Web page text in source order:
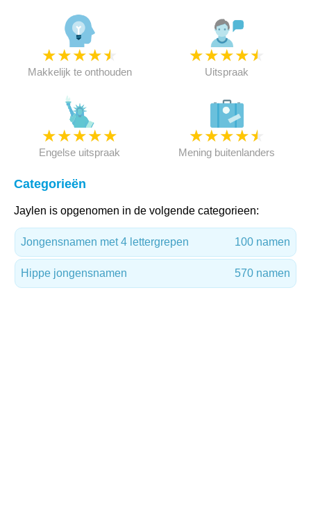
★★★★★
Makkelijk te onthouden
★★★★★
Uitspraak
★★★★★
Engelse uitspraak
★★★★★
Mening buitenlanders
Categorieën
Jaylen is opgenomen in de volgende categorieen:
Jongensnamen met 4 lettergrepen 100 namen
Hippe jongensnamen 570 namen